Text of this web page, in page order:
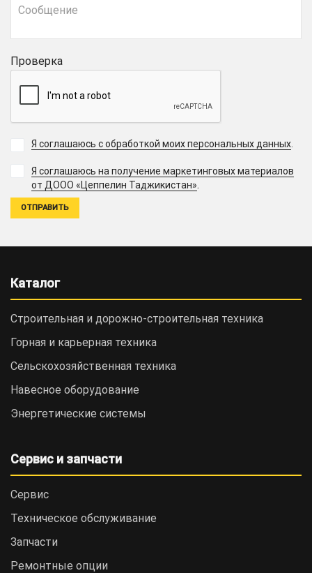
Проверка
Я соглашаюсь с обработкой моих персональных данных
Я соглашаюсь на получение маркетинговых материалов
от ДООО «Цеппелин Таджикистан».
Каталог
Строительная и дорожно-cтроительная техника
Горная и карьерная техника
Сельскохозяйственная техника
Навесное оборудование
Энергетические системы
Сервис и запчасти
Сервис
Техническое обслуживание
Запчасти
Ремонтные опции